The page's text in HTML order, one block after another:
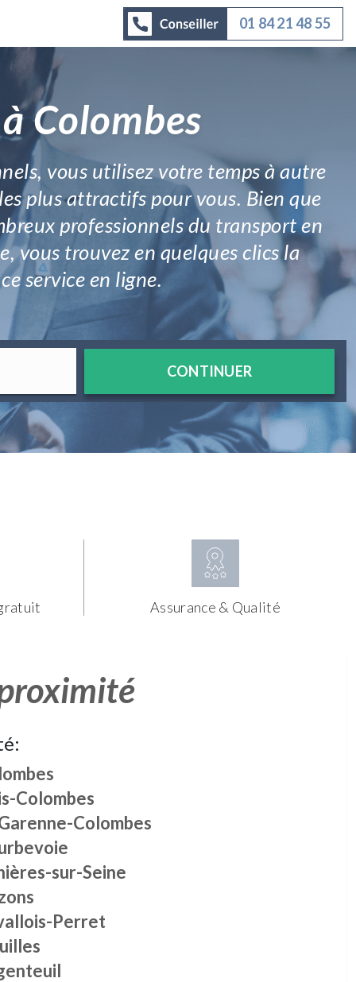
01 84 21 48 55
Colombes
vous utilisez votre temps à autre
plus attractifs pour vous. Bien que
professionnels du transport en
vous trouvez en quelques clics la
service en ligne.
CONTINUER
Assurance & Qualité
Colombes
Colombes
sur-Seine
Perret